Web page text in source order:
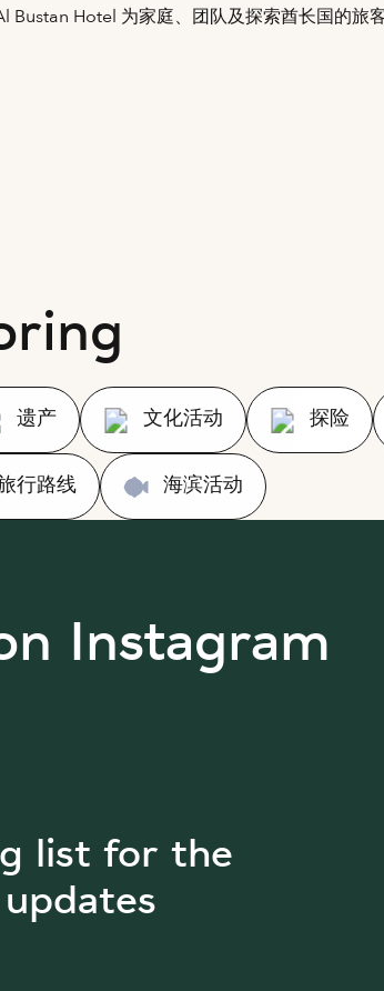
Hotel 为家庭、团队及探索酋长国的旅
遗产 文化活动 探险
行路线 海滨活动
Instagram
list for the